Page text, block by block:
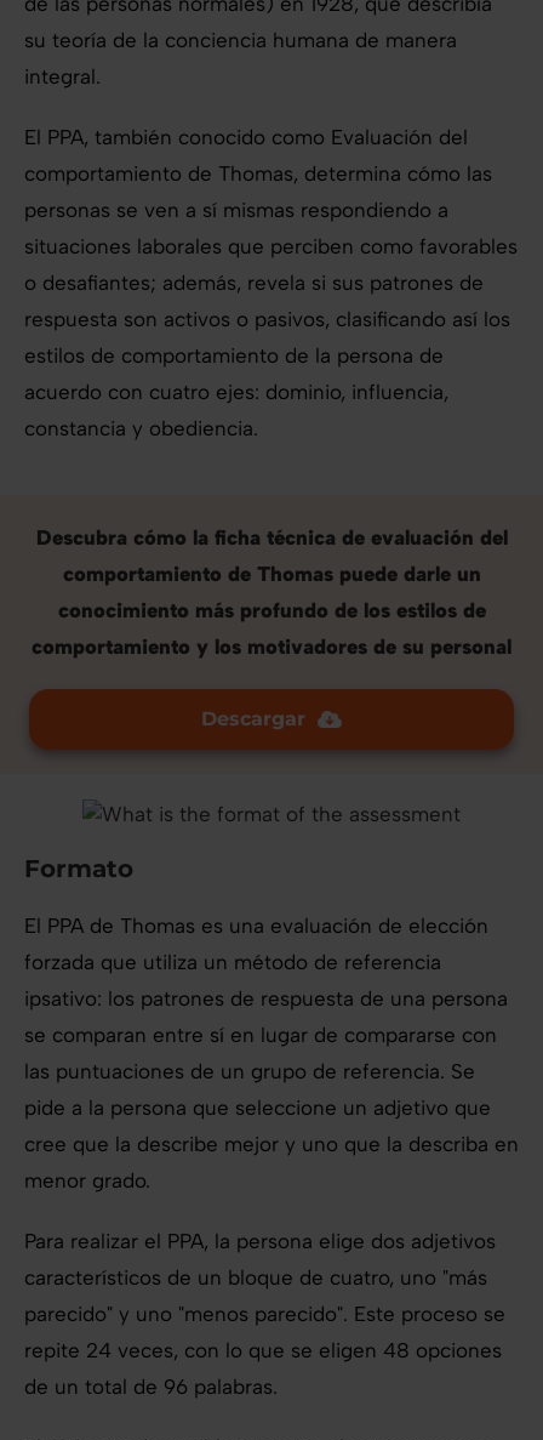
su teoría de la conciencia humana de manera
integral.
El PPA, también conocido como Evaluación del
comportamiento de Thomas, determina cómo las
personas se ven a sí mismas respondiendo a
situaciones laborales que perciben como favorables
o desafiantes; además, revela si sus patrones de
respuesta son activos o pasivos, clasificando así los
estilos de comportamiento de la persona de
acuerdo con cuatro ejes: dominio, influencia,
constancia y obediencia.
Descubra cómo la ficha técnica de evaluación del
comportamiento de Thomas puede darle un
conocimiento más profundo de los estilos de
comportamiento y los motivadores de su personal
Descargar
Formato
El PPA de Thomas es una evaluación de elección
forzada que utiliza un método de referencia
ipsativo: los patrones de respuesta de una persona
se comparan entre sí en lugar de compararse con
las puntuaciones de un grupo de referencia. Se
pide a la persona que seleccione un adjetivo que
cree que la describe mejor y uno que la describa en
menor grado.
Para realizar el PPA, la persona elige dos adjetivos
característicos de un bloque de cuatro, uno "más
parecido" y uno "menos parecido". Este proceso se
repite 24 veces, con lo que se eligen 48 opciones
de un total de 96 palabras.